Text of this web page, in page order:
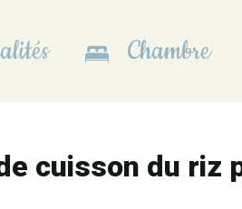
Chambre
cuisson du